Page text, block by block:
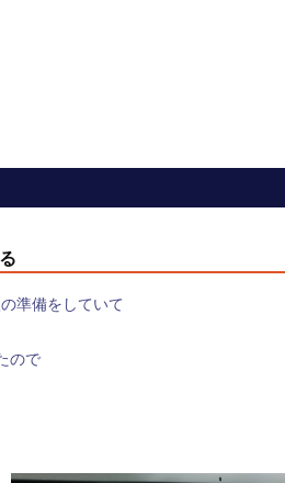
準備をしていて
ので